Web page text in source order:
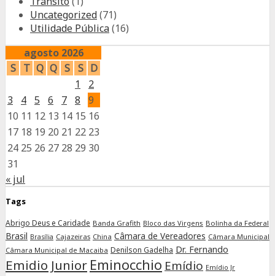
Uncategorized(71)
Utilidade Pública(16)
agosto 2026
S
T Q Q S S D
1
2
3
4 5 6 7 8
9
10 11 12 13 14 15 16
17 18 19 20 21 22 23
24 25 26 27 28 29 30
31
« jul
Tags
Abrigo Deus e Caridade Banda Grafith Bloco das Virgens Bolinha da Federal
Brasil Brasília Cajazeiras China Câmara de Vereadores Câmara Municipal
Câmara Municipal de Macaiba Denilson Gadelha Dr. Fernando
Emidio Junior Eminocchio Emídio Emídio Jr